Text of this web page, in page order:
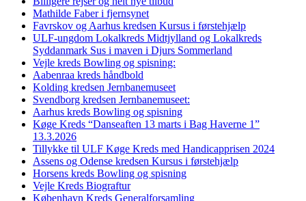
Mathilde Faber i fjernsynet
Favrskov og Aarhus kredsen Kursus i førstehjælp
ULF-ungdom Lokalkreds Midtjylland og Lokalkreds
Syddanmark Sus i maven i Djurs Sommerland
Vejle kreds Bowling og spisning:
Aabenraa kreds håndbold
Kolding kredsen Jernbanemuseet
Svendborg kredsen Jernbanemuseet:
Aarhus kreds Bowling og spisning
Køge Kreds “Danseaften 13 marts i Bag Haverne 1”
13.3.2026
Tillykke til ULF Køge Kreds med Handicapprisen 2024
Assens og Odense kredsen Kursus i førstehjælp
Horsens kreds Bowling og spisning
Vejle Kreds Biograftur
København Kreds Generalforsamling